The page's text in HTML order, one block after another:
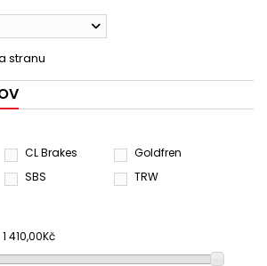
stranu
CL Brakes
Goldfren
SBS TRW
410,00Kč